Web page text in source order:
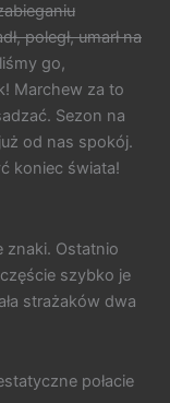
poległ, umarł na
go,
Marchew za to
Sezon na
od nas spokój.
koniec świata!
znaki. Ostatnio
szybko je
strażaków dwa
połacie